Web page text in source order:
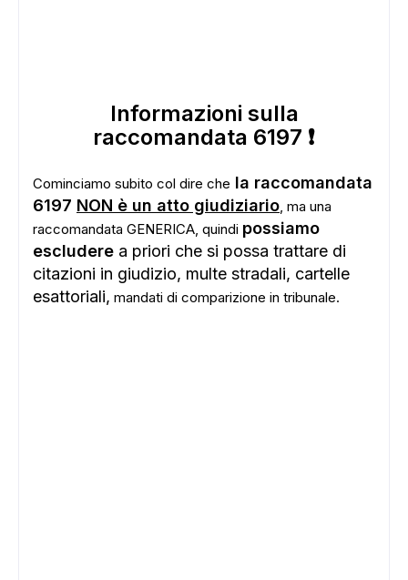
Informazioni sulla
raccomandata 6197 ❗
Cominciamo subito col dire che la raccomandata
6197 NON è un atto giudiziario, ma una
raccomandata GENERICA, quindi possiamo
escludere a priori che si possa trattare di
citazioni in giudizio, multe stradali, cartelle
esattoriali, mandati di comparizione in tribunale.